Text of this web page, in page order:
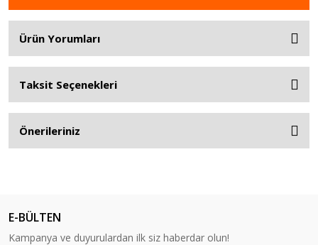
Ürün Yorumları
Taksit Seçenekleri
Önerileriniz
E-BÜLTEN
Kampanya ve duyurulardan ilk siz haberdar olun!